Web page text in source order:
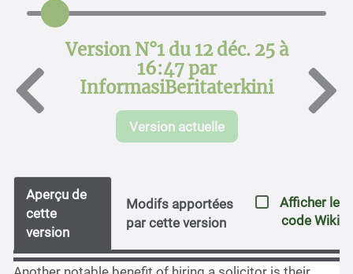
Version N°1 du 12 déc. 25 à
16:47 par
InformasiBeritaterkini
Version actuelle
Aperçu de
cette
version
Modifs apportées
par cette version
Afficher le
code Wiki